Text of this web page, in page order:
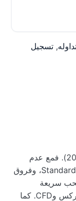
, تسجيل
Exness وسيط عالمي راسخ (منذ عام 2008). فمع عدم
وجود حد أدنى للإيداع الأولي على حسابات Standard، وفروق
سحب سريعة
وتلقائية، يُعد خيارًا شائعًا لدى متداولي الفوركس وCFD. كما